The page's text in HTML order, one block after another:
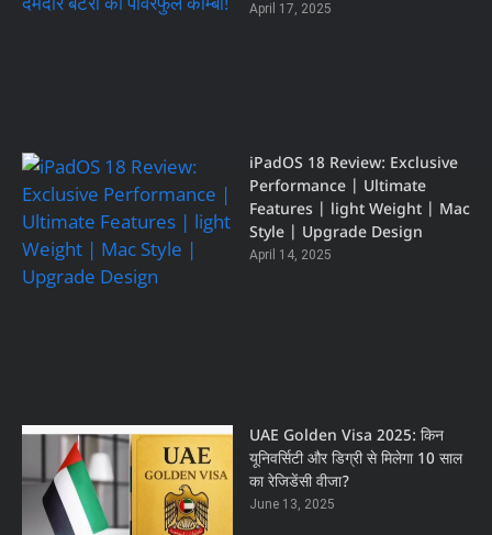
April 17, 2025
iPadOS 18 Review: Exclusive
Performance | Ultimate
Features | light Weight | Mac
Style | Upgrade Design
April 14, 2025
UAE Golden Visa 2025: किन
यूनिवर्सिटी और डिग्री से मिलेगा 10 साल
का रेजिडेंसी वीजा?
June 13, 2025